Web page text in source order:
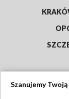
Szanujemy